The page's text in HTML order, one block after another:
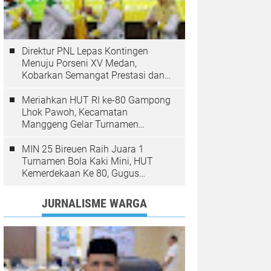
Direktur PNL Lepas Kontingen
Menuju Porseni XV Medan,
Kobarkan Semangat Prestasi dan
Meriahkan HUT RI ke-80 Gampong
Lhok Pawoh, Kecamatan
Manggeng Gelar Turnamen
MIN 25 Bireuen Raih Juara 1
Turnamen Bola Kaki Mini, HUT
Kemerdekaan Ke 80, Gugus
JURNALISME WARGA